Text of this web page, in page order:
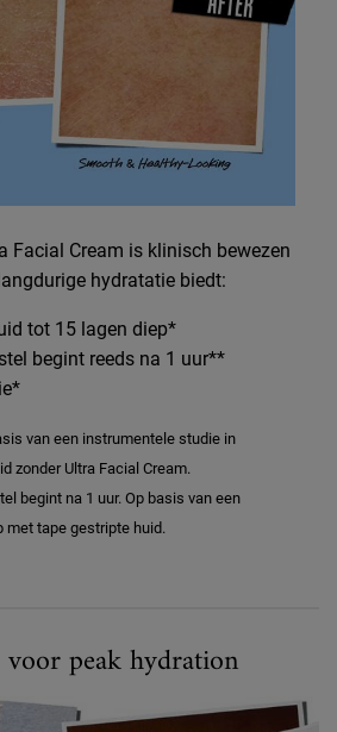
Facial Cream is klinisch bewezen
hydratatie biedt:
tot 15 lagen diep*
begint reeds na 1 uur**
van een instrumentele studie in
zonder Ultra Facial Cream.
begint na 1 uur. Op basis van een
met tape gestripte huid.
peak hydration